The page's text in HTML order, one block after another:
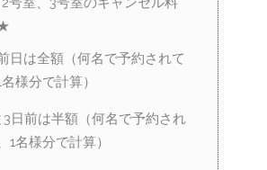
日は全額（何名で予約されて
様分で計算）
3日前は半額（何名で予約され
1名様分で計算）